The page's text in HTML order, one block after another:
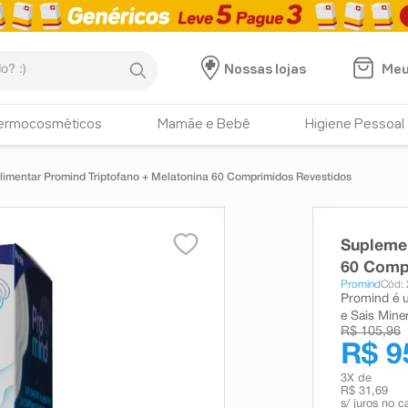
Nossas lojas
Mamãe e Bebê Higiene Pessoal
Promind Triptofano + Melatonina 60 Comprimidos Revestidos
60
PromindCód:
Promind é
e Sais
R$ 105,96
R$
3X de
R$ 31,69
s/ juros no